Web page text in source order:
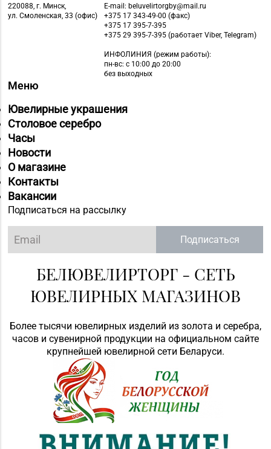
220088, г. Минск,
ул. Смоленская, 33 (офис)
E-mail: beluvelirtorgby@mail.ru
+375 17 343-49-00 (факс)
+375 17 395-7-395
+375 29 395-7-395 (работает Viber, Telegram)
ИНФОЛИНИЯ (режим работы):
пн-вс: с 10:00 до 20:00
без выходных
Меню
Ювелирные украшения
Столовое серебро
Часы
Новости
О магазине
Контакты
Вакансии
Подписаться на рассылку
Подписаться
БЕЛЮВЕЛИРТОРГ - СЕТЬ
ЮВЕЛИРНЫХ МАГАЗИНОВ
Более тысячи ювелирных изделий из золота и серебра,
часов и сувенирной продукции на официальном сайте
крупнейшей ювелирной сети Беларуси.